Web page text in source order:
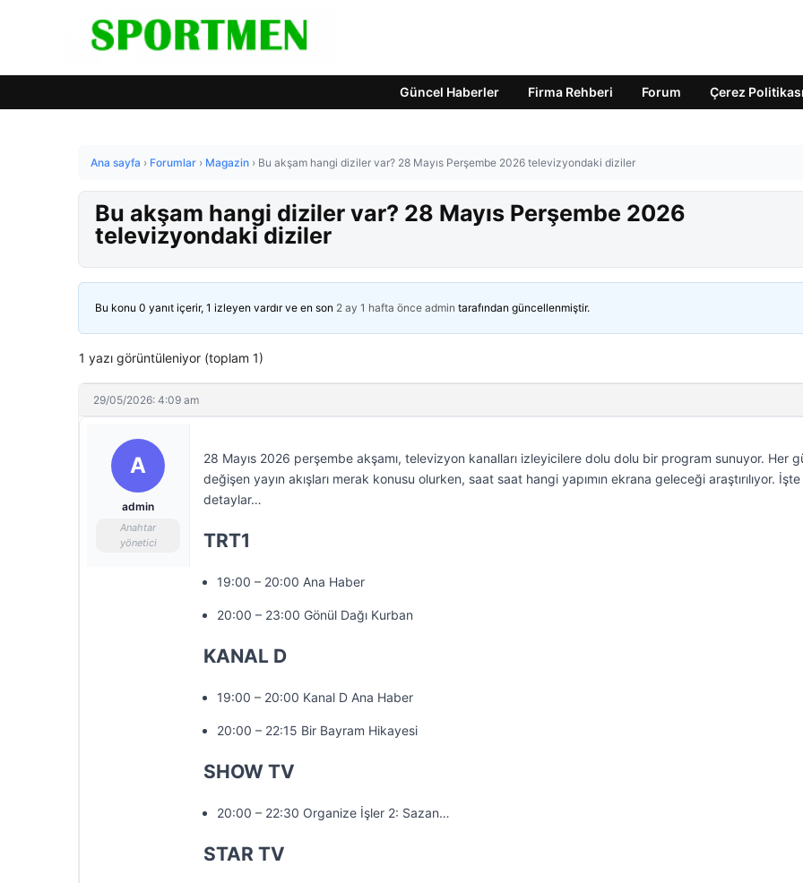
Güncel Haberler Firma Rehberi Forum Çerez Politikası
Ana sayfa › Forumlar › Magazin › Bu akşam hangi diziler var? 28 Mayıs Perşembe 2026 televizyondaki diziler
Bu akşam hangi diziler var? 28 Mayıs Perşembe 2026
televizyondaki diziler
Bu konu 0 yanıt içerir, 1 izleyen vardır ve en son 2 ay 1 hafta önce admin tarafından güncellenmiştir.
1 yazı görüntüleniyor (toplam 1)
29/05/2026: 4:09 am
A
admin
Anahtar
yönetici
28 Mayıs 2026 perşembe akşamı, televizyon kanalları izleyicilere dolu dolu bir program sunuyor. Her
değişen yayın akışları merak konusu olurken, saat saat hangi yapımın ekrana geleceği araştırılıyor.
detaylar…
TRT1
19:00 – 20:00 Ana Haber
20:00 – 23:00 Gönül Dağı Kurban
KANAL D
19:00 – 20:00 Kanal D Ana Haber
20:00 – 22:15 Bir Bayram Hikayesi
SHOW TV
20:00 – 22:30 Organize İşler 2: Sazan…
STAR TV